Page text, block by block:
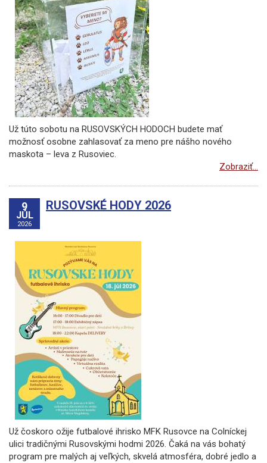
Už túto sobotu na RUSOVSKÝCH HODOCH budete mať
možnosť osobne zahlasovať za meno pre nášho nového
maskota – leva z Rusoviec.
Zobraziť...
9
JÚL
2026
RUSOVSKÉ HODY 2026
Už čoskoro ožije futbalové ihrisko MFK Rusovce na Colníckej
ulici tradičnými Rusovskými hodmi 2026. Čaká na vás bohatý
program pre malých aj veľkých, skvelá atmosféra, dobré jedlo a